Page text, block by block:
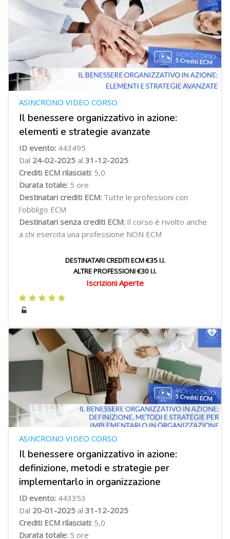
Il benessere organizzativo in azione:
elementi e strategie avanzate
ASINCRONO VIDEO CORSO
ID evento: 443495
Dal 24-02-2025 al 31-12-2025
Crediti ECM rilasciati: 5,0
Durata totale: 5 ore
Destinatari crediti ECM: Tutte le professioni con
l'obbligo ECM
Destinatari senza crediti ECM: Il corso è rivolto anche
a chi esercita una professione NON ECM
DESTINATARI CREDITI ECM €35 I.I.
ALTRE PROFESSIONI €30 I.I.
Iscrizioni Aperte
Il benessere organizzativo in azione:
definizione, metodi e strategie per
implementarlo in organizzazione
ASINCRONO VIDEO CORSO
ID evento: 443353
Dal 20-01-2025 al 31-12-2025
Crediti ECM rilasciati: 5,0
Durata totale: 5 ore